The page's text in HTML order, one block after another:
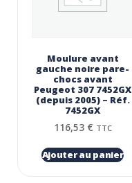
Moulure avant
gauche noire pare-
chocs avant
Peugeot 307 7452GX
(depuis 2005) – Réf.
7452GX
116,53 € TTC
Ajouter au panier